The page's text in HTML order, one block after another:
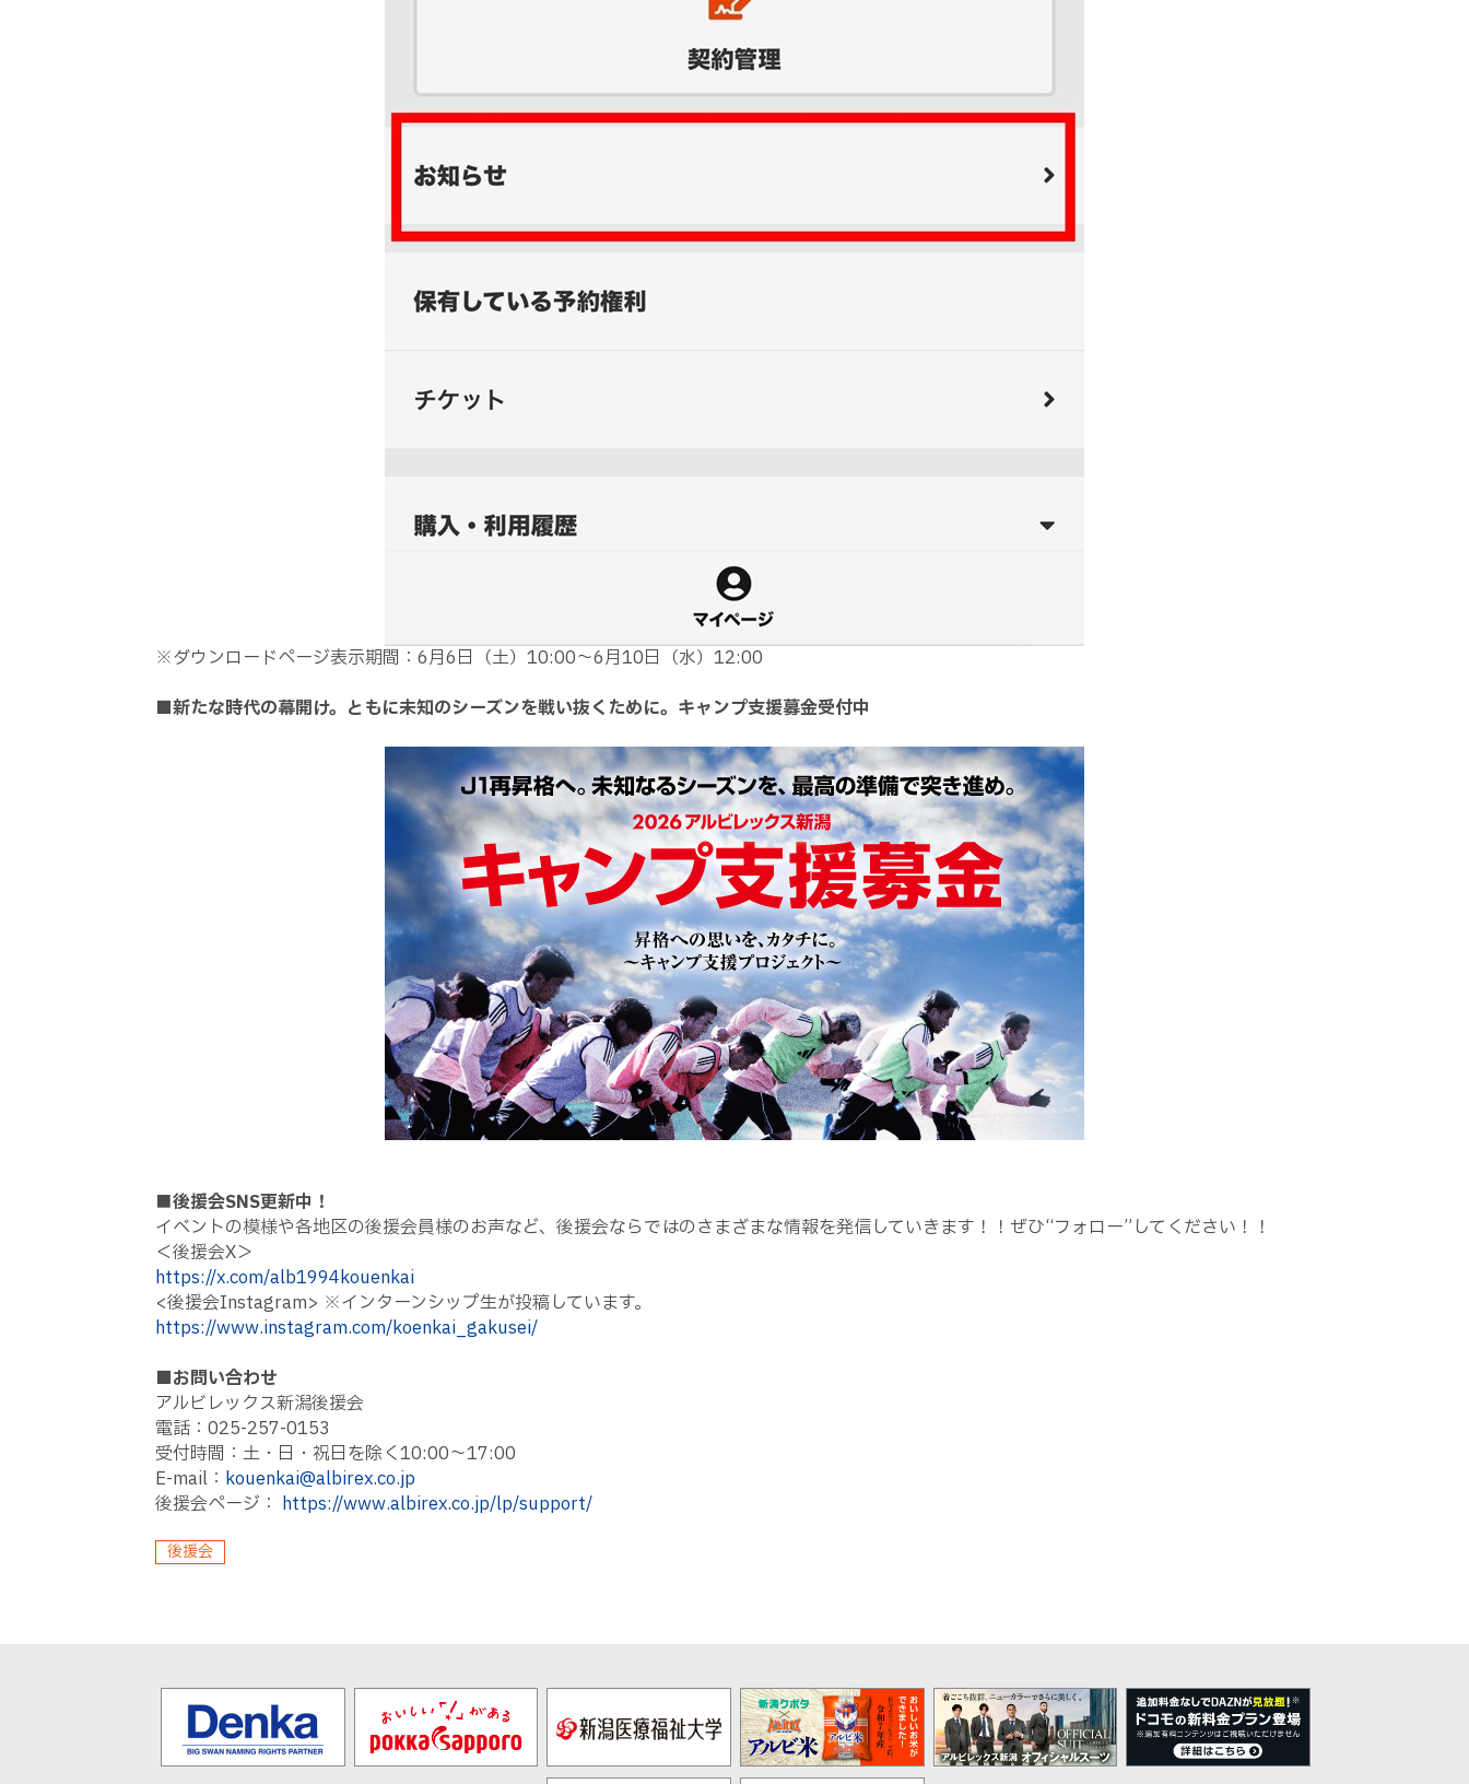
※ダウンロードページ表示期間：6月6日（土）10:00～6月10日（水）12:00
■新たな時代の幕開け。ともに未知のシーズンを戦い抜くために。キャンプ支援募金受付中
■後援会SNS更新中！
イベントの模様や各地区の後援会員様のお声など、後援会ならではのさまざまな情報を発信していきます！！ぜひ“フォロー”してください！！
＜後援会X＞
https://x.com/alb1994kouenkai
<後援会Instagram> ※インターンシップ生が投稿しています。
https://www.instagram.com/koenkai_gakusei/
■お問い合わせ
アルビレックス新潟後援会
電話：025-257-0153
受付時間：土・日・祝日を除く10:00〜17:00
E-mail： kouenkai@albirex.co.jp
後援会ページ： https://www.albirex.co.jp/lp/support/
後援会